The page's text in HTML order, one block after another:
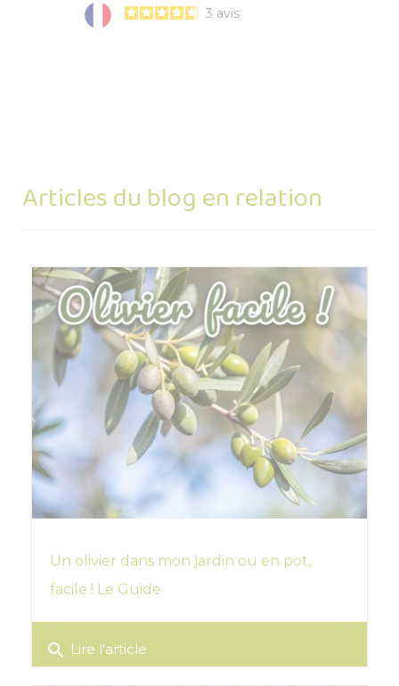
3 avis
Articles du blog en relation
Un olivier dans mon jardin ou en pot,
facile ! Le Guide
search Lire l'article